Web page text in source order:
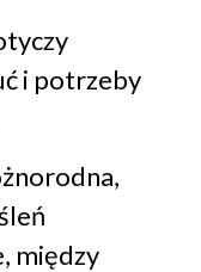
i potrzeby
między